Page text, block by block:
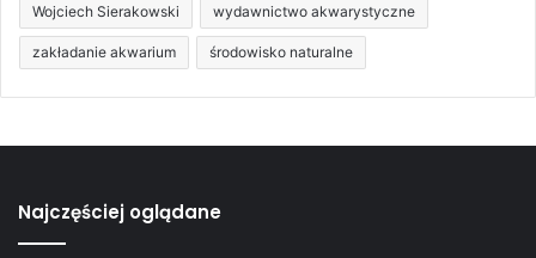
Wojciech Sierakowski wydawnictwo akwarystyczne
zakładanie akwarium środowisko naturalne
Najczęściej oglądane